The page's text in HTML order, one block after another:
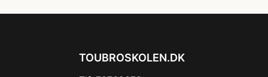
TOUBROSKOLEN.DK